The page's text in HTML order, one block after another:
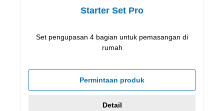
Starter Set Pro
Set pengupasan 4 bagian untuk pemasangan di
rumah
Permintaan produk
Detail